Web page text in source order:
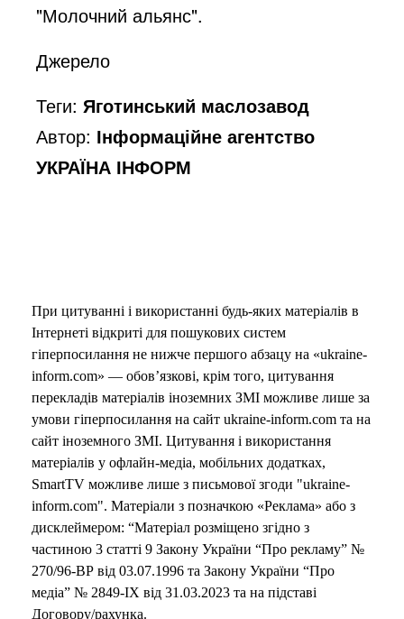
"Молочний альянс".
Джерело
Теги: Яготинський маслозавод
Автор: Інформаційне агентство
УКРАЇНА ІНФОРМ
При цитуванні і використанні будь-яких матеріалів в
Інтернеті відкриті для пошукових систем
гіперпосилання не нижче першого абзацу на «ukraine-
inform.com» — обов’язкові, крім того, цитування
перекладів матеріалів іноземних ЗМІ можливе лише за
умови гіперпосилання на сайт ukraine-inform.com та на
сайт іноземного ЗМІ. Цитування і використання
матеріалів у офлайн-медіа, мобільних додатках,
SmartTV можливе лише з письмової згоди "ukraine-
inform.com". Матеріали з позначкою «Реклама» або з
дисклеймером: “Матеріал розміщено згідно з
частиною 3 статті 9 Закону України “Про рекламу” №
270/96-ВР від 03.07.1996 та Закону України “Про
медіа” № 2849-IX від 31.03.2023 та на підставі
Договору/рахунка.